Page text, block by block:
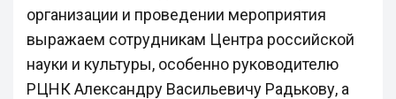
организации и проведении мероприятия
выражаем сотрудникам Центра российской
науки и культуры, особенно руководителю
РЦНК Александру Васильевичу Радькову, а